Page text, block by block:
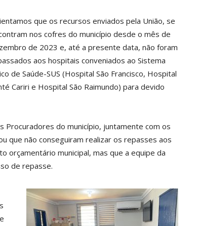
que os recursos enviados pela União, se
nos cofres do município desde o mês de
de 2023 e, até a presente data, não foram
aos hospitais conveniados ao Sistema
de Saúde-SUS (Hospital São Francisco, Hospital
Cariri e Hospital São Raimundo) para devido
Procuradores do município, juntamente com os
que não conseguiram realizar os repasses aos
orçamentário municipal, mas que a equipe da
de repasse.